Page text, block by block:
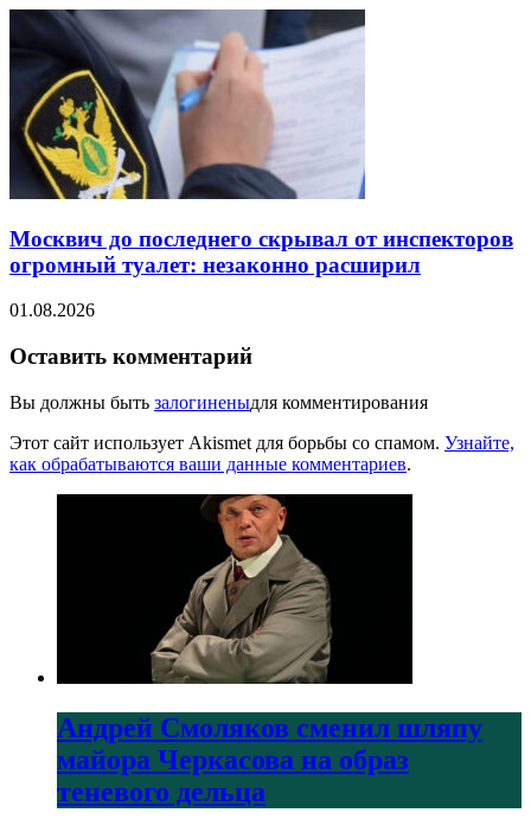
Москвич до последнего скрывал от инспекторов
огромный туалет: незаконно расширил
01.08.2026
Оставить комментарий
Вы должны быть залогиненыдля комментирования
Этот сайт использует Akismet для борьбы со спамом. Узнайте,
как обрабатываются ваши данные комментариев.
Андрей Смоляков сменил шляпу
майора Черкасова на образ
теневого дельца